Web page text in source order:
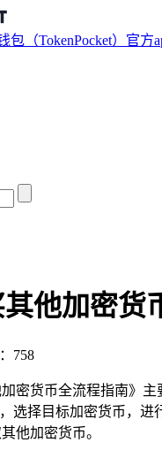
包（TokenPocket）官方
他加密货
758
加密货币全流程指南》
选择目标加密货币，
他加密货币。